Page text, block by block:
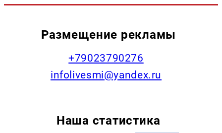
Размещение рекламы
+79023790276
infolivesmi@yandex.ru
Наша статистика